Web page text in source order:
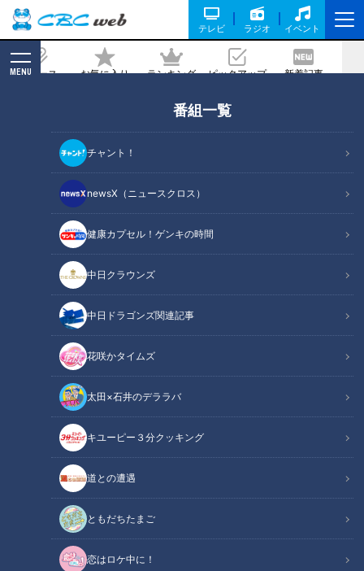
テレビ ラジオ イベント
ニュース お気に入り ランキング ピックアップ 新着記事
MENU
番組一覧
チャント！
newsX（ニュースクロス）
健康カプセル！ゲンキの時間
中日クラウンズ
中日ドラゴンズ関連記事
花咲かタイムズ
太田×石井のデララバ
キユーピー３分クッキング
道との遭遇
ともだちたまご
恋はロケ中に！
佐藤アナ #若狭アナ #小川アナ #松本ア
2026/05/19 15:20
アナウンサー
アナウンサーYouTube企画
【本編動画の概要はこちら】
今回は3月に開催されたCBCテレビ5チャン春祭りの裏側を
Vlog風にお届けします！柳沢アナが自身のスマホを片手にス